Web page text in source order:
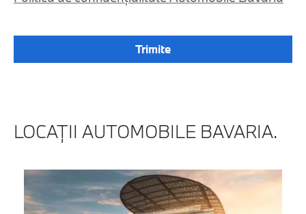
LOCAŢII AUTOMOBILE BAVARIA.